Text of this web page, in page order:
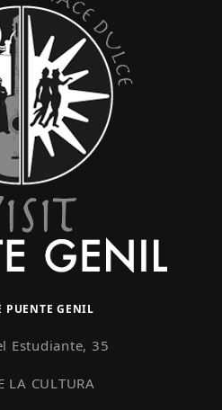
PUENTE GENIL
Estudiante, 35
LA CULTURA